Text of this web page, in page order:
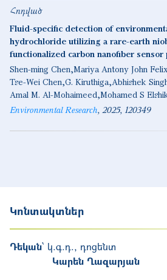
Հոդված
Fluid-specific detection of
hydrochloride utilizing a rare-earth
functionalized carbon nanofiber sensor
Shen-ming Chen Mariya Antony John Felix
Tse-Wei Chen G. Kiruthiga Abhishek
Amal M. Al-Mohaimeed Mohamed S
Environmental Research 2025 120349
Կոնտակտներ
Դեկան՝ կ.գ.դ., դոցենտ
Կարեն Ղազարյան